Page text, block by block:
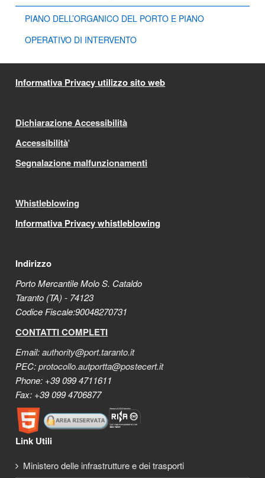
PIANO DELL’ORGANICO DEL PORTO E PIANO
OPERATIVO DI INTERVENTO
Informativa Privacy utilizzo sito web
Dichiarazione Accessibilità
Accessibilità'
Segnalazione malfunzionamenti
Whistleblowing
Informativa Privacy whistleblowing
Indirizzo
Porto Mercantile Molo S. Cataldo
Taranto (TA) - 74123
Codice Fiscale:90048270731
CONTATTI COMPLETI
Email:authority@port.taranto.it
PEC:protocollo.autportta@postecert.it
Phone: +39 099 4711611
Fax: +39 099 4706877
Link Utili
Ministero delle infrastrutture e dei trasporti